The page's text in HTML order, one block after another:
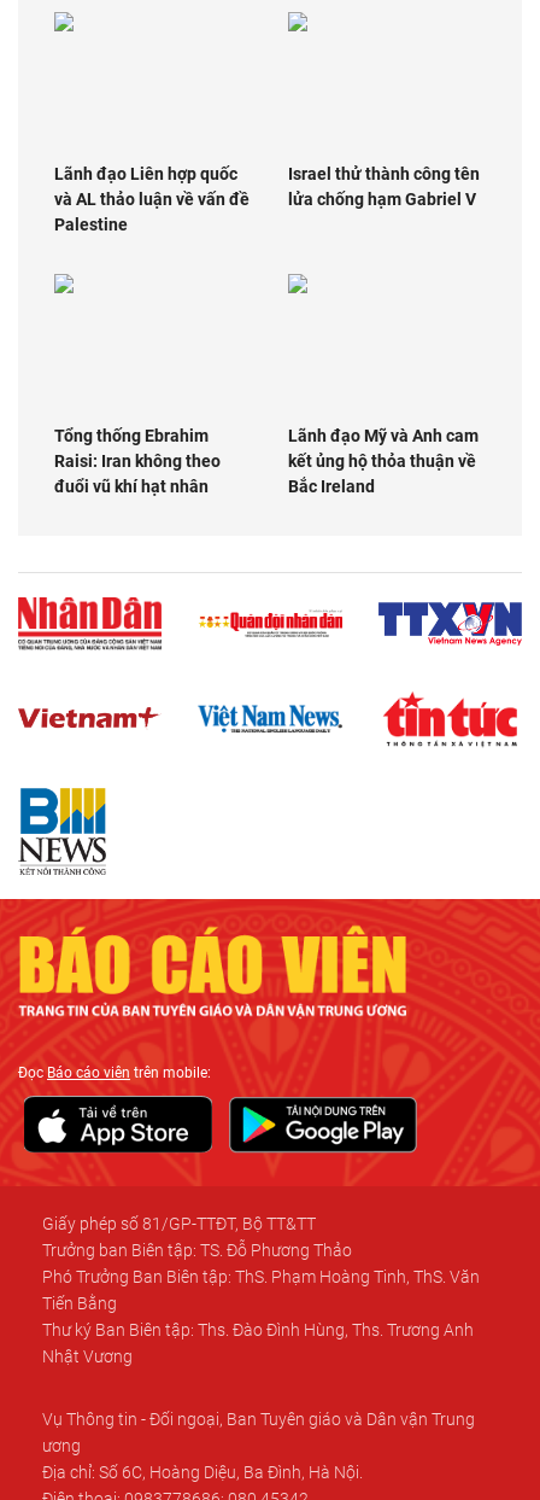
Lãnh đạo Liên hợp quốc
và AL thảo luận về vấn đề
Palestine
Israel thử thành công tên
lửa chống hạm Gabriel V
Tổng thống Ebrahim
Raisi: Iran không theo
đuổi vũ khí hạt nhân
Lãnh đạo Mỹ và Anh cam
kết ủng hộ thỏa thuận về
Bắc Ireland
ĐọcBáo cáo viên trên mobile:
Giấy phép số 81/GP-TTĐT, Bộ TT&TT
Trưởng ban Biên tập: TS. Đỗ Phương Thảo
Phó Trưởng Ban Biên tập: ThS. Phạm Hoàng Tinh, ThS. Văn
Tiến Bằng
Thư ký Ban Biên tập: Ths. Đào Đình Hùng, Ths. Trương Anh
Nhật Vương
Vụ Thông tin - Đối ngoại, Ban Tuyên giáo và Dân vận Trung
ương
Địa chỉ: Số 6C, Hoàng Diệu, Ba Đình, Hà Nội.